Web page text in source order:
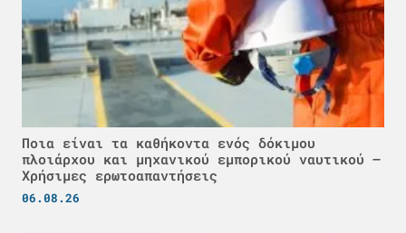
Ποια είναι τα καθήκοντα ενός δόκιμου
πλοιάρχου και μηχανικού εμπορικού ναυτικού –
Χρήσιμες ερωτοαπαντήσεις
06.08.26